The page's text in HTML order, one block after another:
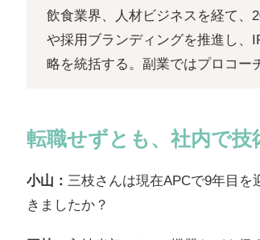
飲食業界、人材ビジネスを経て、
や採用ブランディングを推進し、
略を統括する。副業ではプロコー
転職せずとも、社内で
小山： 三枝さんは現在APCで9年目
きましたか？